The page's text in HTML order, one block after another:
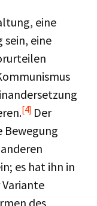
eine
sein, eine
[4] Der
Bewegung
es hat ihn in
des